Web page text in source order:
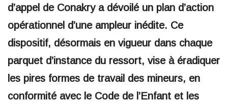
d’appel de Conakry a dévoilé un plan d’action
opérationnel d’une ampleur inédite. Ce
dispositif, désormais en vigueur dans chaque
parquet d’instance du ressort, vise à éradiquer
les pires formes de travail des mineurs, en
conformité avec le Code de l’Enfant et les